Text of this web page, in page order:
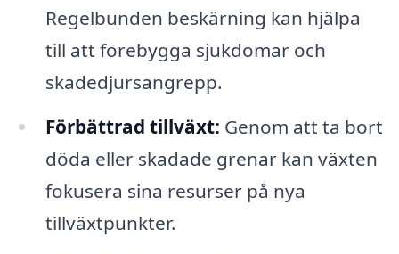
Regelbunden beskärning kan hjälpa
till att förebygga sjukdomar och
skadedjursangrepp.
Förbättrad tillväxt: Genom att ta bort
döda eller skadade grenar kan växten
fokusera sina resurser på nya
tillväxtpunkter.